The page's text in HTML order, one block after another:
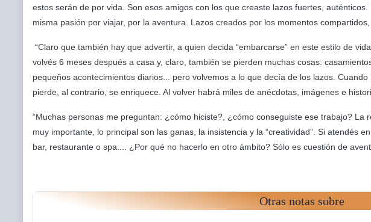
estos serán de por vida. Son esos amigos con los que creaste lazos fuertes,
misma pasión por viajar, por la aventura. Lazos creados por los momentos
“Claro que también hay que advertir, a quien decida “embarcarse” en este estilo de
volvés 6 meses después a casa y, claro, también se pierden muchas cosas:
pequeños acontecimientos diarios... pero volvemos a lo que decía de los lazos.
pierde, al contrario, se enriquece. Al volver habrá miles de anécdotas, imágenes e
“Muchas personas me preguntan: ¿cómo hiciste?, ¿cómo conseguiste ese trabajo? La
muy importante, lo principal son las ganas, la insistencia y la “creatividad”. Si atendés
bar, restaurante o spa.... ¿Por qué no hacerlo en otro ámbito? Sólo es cuestión de
Otras notas sobre